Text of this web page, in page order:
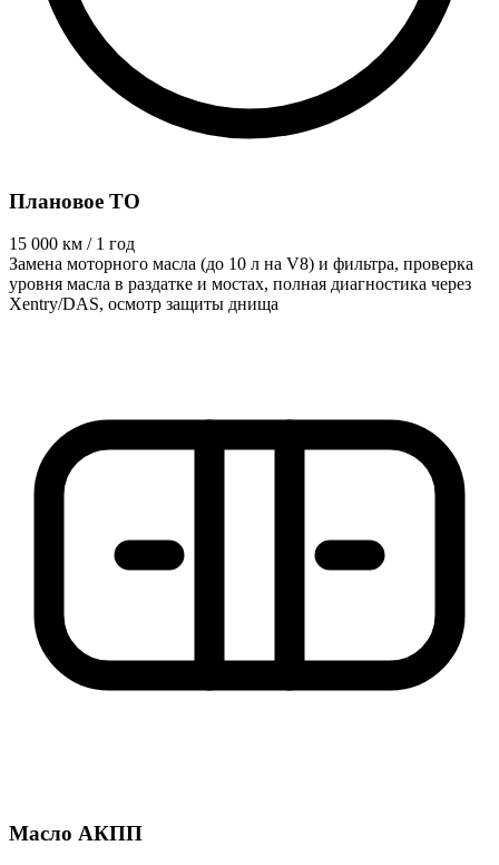
Плановое ТО
15 000 км / 1 год
Замена моторного масла (до 10 л на V8) и фильтра, проверка
уровня масла в раздатке и мостах, полная диагностика через
Xentry/DAS, осмотр защиты днища
Масло АКПП